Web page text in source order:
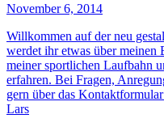
November 6, 2014
Willkommen auf der neu
werdet ihr etwas über meinen
meiner sportlichen Laufbahn
erfahren. Bei Fragen,
gern über das
Lars